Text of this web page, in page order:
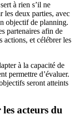
à rien s’il ne
les deux parties, avec
objectif de planning.
partenaires afin de
actions, et célébrer les
à la capacité de
permettre d’évaluer.
seront atteints
acteurs du